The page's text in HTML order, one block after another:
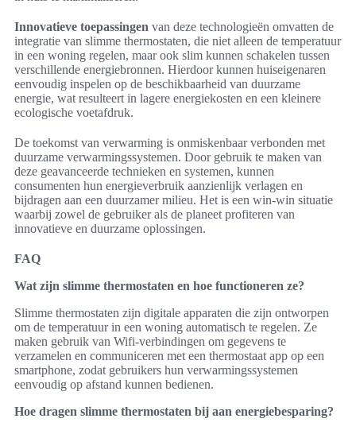
Innovatieve toepassingen van deze technologieën omvatten de
integratie van slimme thermostaten, die niet alleen de temperatuur
in een woning regelen, maar ook slim kunnen schakelen tussen
verschillende energiebronnen. Hierdoor kunnen huiseigenaren
eenvoudig inspelen op de beschikbaarheid van duurzame
energie, wat resulteert in lagere energiekosten en een kleinere
ecologische voetafdruk.
De toekomst van verwarming is onmiskenbaar verbonden met
duurzame verwarmingssystemen. Door gebruik te maken van
deze geavanceerde technieken en systemen, kunnen
consumenten hun energieverbruik aanzienlijk verlagen en
bijdragen aan een duurzamer milieu. Het is een win-win situatie
waarbij zowel de gebruiker als de planeet profiteren van
innovatieve en duurzame oplossingen.
FAQ
Wat zijn slimme thermostaten en hoe functioneren ze?
Slimme thermostaten zijn digitale apparaten die zijn ontworpen
om de temperatuur in een woning automatisch te regelen. Ze
maken gebruik van Wifi-verbindingen om gegevens te
verzamelen en communiceren met een thermostaat app op een
smartphone, zodat gebruikers hun verwarmingssystemen
eenvoudig op afstand kunnen bedienen.
Hoe dragen slimme thermostaten bij aan energiebesparing?